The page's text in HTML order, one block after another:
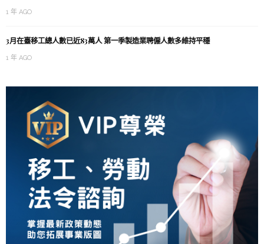
1 年 AGO
3月在臺移工總人數已近83萬人 第一季製造業聘僱人數多維持平穩
1 年 AGO